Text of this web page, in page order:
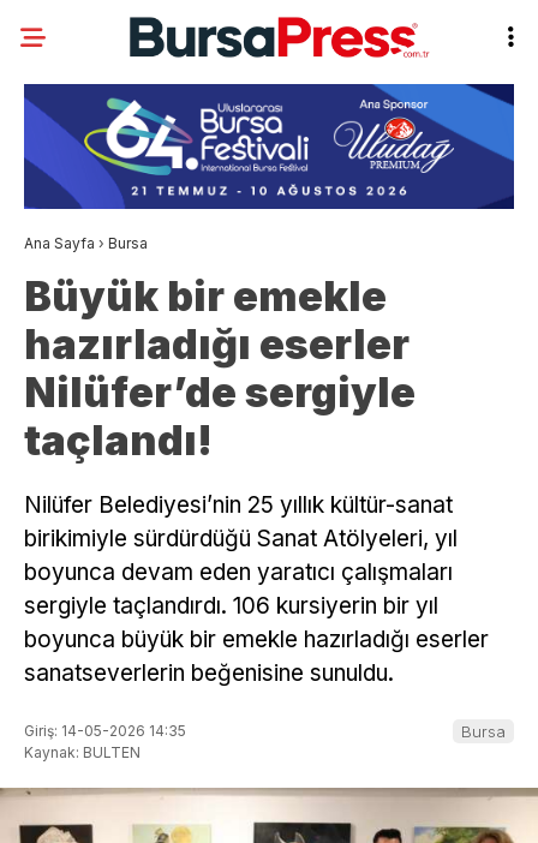
Ana Sayfa › Bursa
Büyük bir emekle
hazırladığı eserler
Nilüfer’de sergiyle
taçlandı!
Nilüfer Belediyesi’nin 25 yıllık kültür-sanat
birikimiyle sürdürdüğü Sanat Atölyeleri, yıl
boyunca devam eden yaratıcı çalışmaları
sergiyle taçlandırdı. 106 kursiyerin bir yıl
boyunca büyük bir emekle hazırladığı eserler
sanatseverlerin beğenisine sunuldu.
Giriş: 14-05-2026 14:35
Kaynak: BULTEN
Bursa